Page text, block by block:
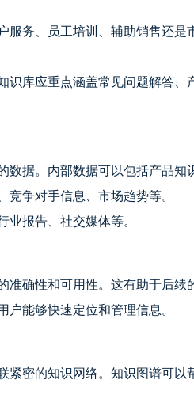
务、员工培训、辅助销售还是
库应重点涵盖常见问题解答、
据。内部数据可以包括产品知
争对手信息、市场趋势等。
报告、社交媒体等。
确性和可用性。这有助于后续
能够快速定位和管理信息。
密的知识网络。知识图谱可以